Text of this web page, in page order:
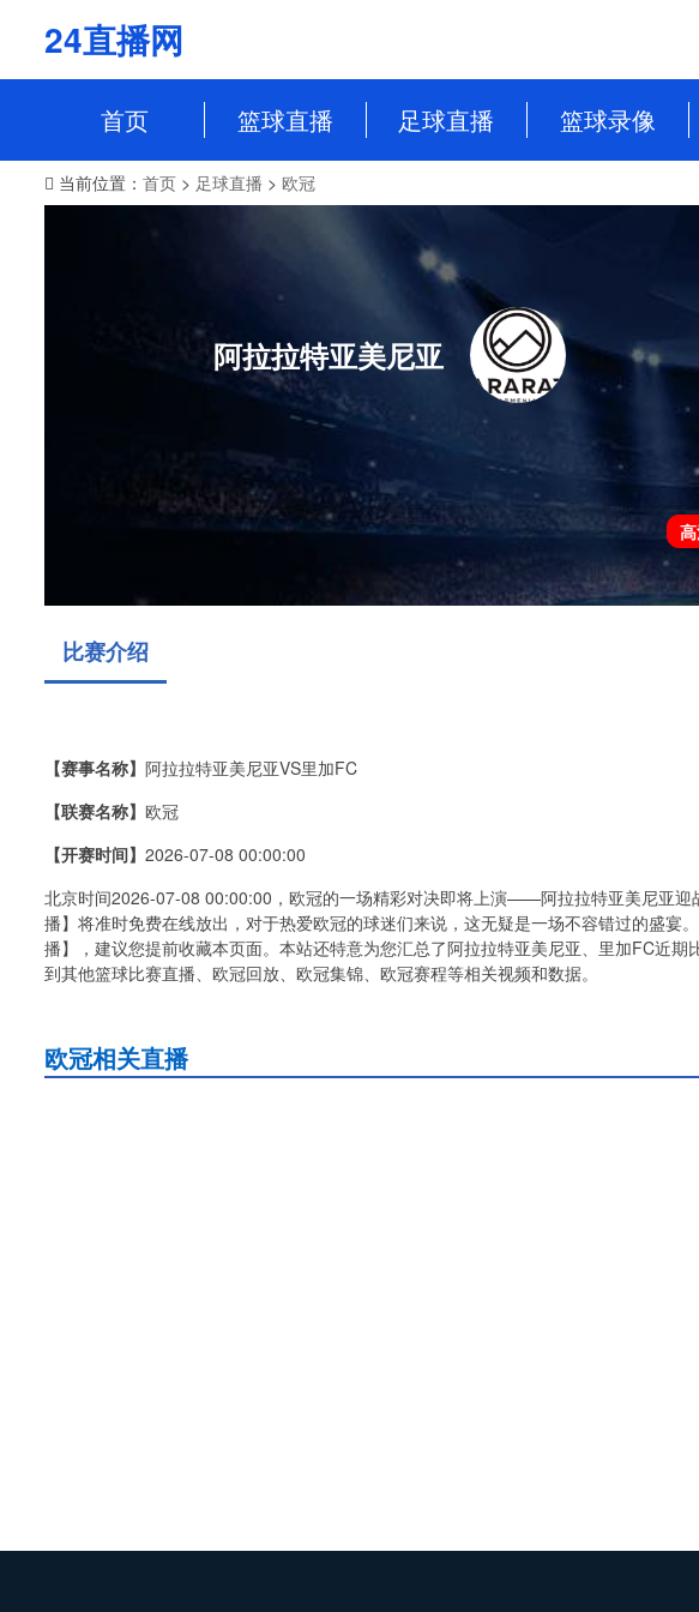
24直播网
首页 篮球直播
NBA
WNBA
NBL
足球直播
意甲
西甲
篮球录像
WCBA
NBL
当前位置： 首页 > 足球直播 > 欧冠
阿拉拉特亚美尼亚
比赛介绍
【赛事名称】 阿拉拉特亚美尼亚VS里加FC
【联赛名称】 欧冠
【开赛时间】 2026-07-08 00:00:00
北京时间2026-07-08 00:00:00，欧冠的一场精彩对决即将上演——阿拉拉特亚美尼亚迎
播】将准时免费在线放出，对于热爱欧冠的球迷们来说，这无疑是一场不容错过的盛宴
播】，建议您提前收藏本页面。本站还特意为您汇总了阿拉拉特亚美尼亚、里加FC近
到其他篮球比赛直播、欧冠回放、欧冠集锦、欧冠赛程等相关视频和数据。
欧冠相关直播